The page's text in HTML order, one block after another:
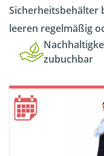
Sicherheitsbehälter
leeren regelmäßig
zubuchbar